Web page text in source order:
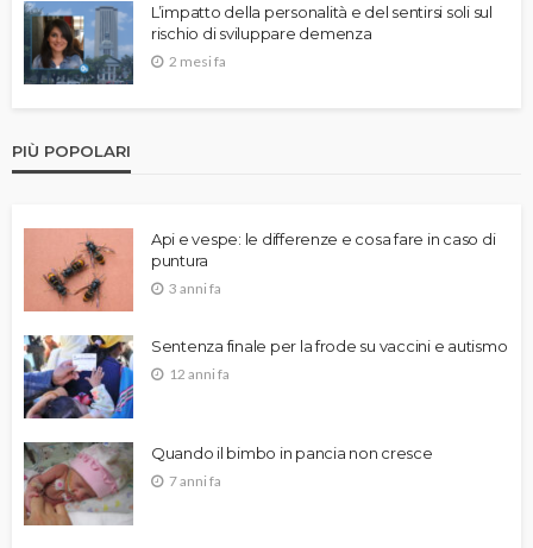
L’impatto della personalità e del sentirsi soli sul
rischio di sviluppare demenza
2 mesi fa
PIÙ POPOLARI
Api e vespe: le differenze e cosa fare in caso di
puntura
3 anni fa
Sentenza finale per la frode su vaccini e autismo
12 anni fa
Quando il bimbo in pancia non cresce
7 anni fa